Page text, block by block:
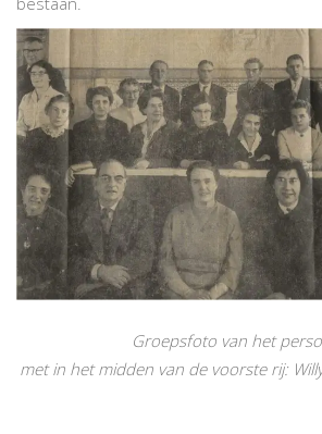
Groepsfoto van het
met in het midden van de voorste rij: